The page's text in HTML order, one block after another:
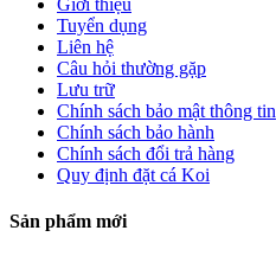
Tuyển dụng
Liên hệ
Câu hỏi thường gặp
Lưu trữ
Chính sách bảo mật thông tin
Chính sách bảo hành
Chính sách đổi trả hàng
Quy định đặt cá Koi
Sản phẩm mới